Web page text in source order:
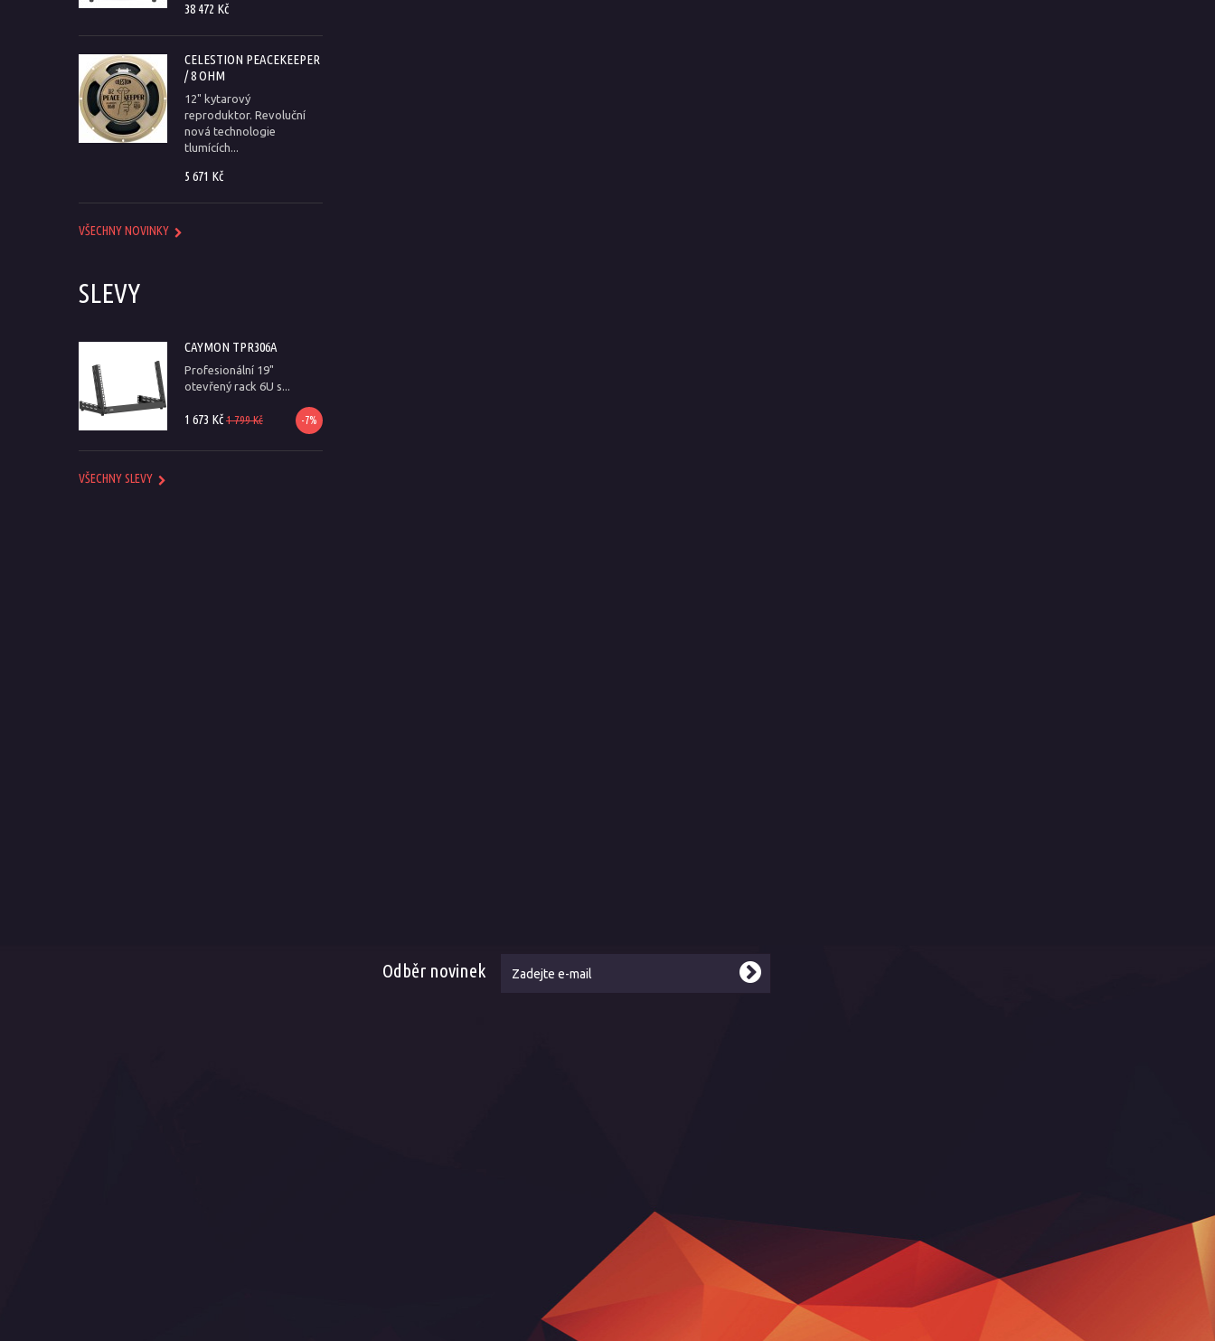
38 472 Kč
CELESTION PEACEKEEPER
/ 8 OHM
12" kytarový
reproduktor. Revoluční
nová technologie
tlumících...
5 671 Kč
VŠECHNY NOVINKY
SLEVY
CAYMON TPR306A
Profesionální 19"
otevřený rack 6U s...
1 673 Kč -7%
1 799 Kč
VŠECHNY SLEVY
Odběr novinek